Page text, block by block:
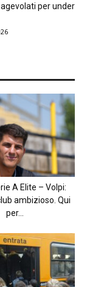
per under
A Elite – Volpi:
ambizioso. Qui
per...